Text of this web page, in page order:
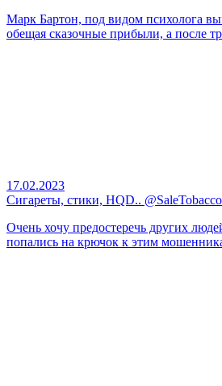
Марк Бартон, под видом психолога
обещая сказочные прибыли, а после
17.02.2023
Сигареты, стики, HQD..
Очень хочу предостеречь других
попались на крючок к этим